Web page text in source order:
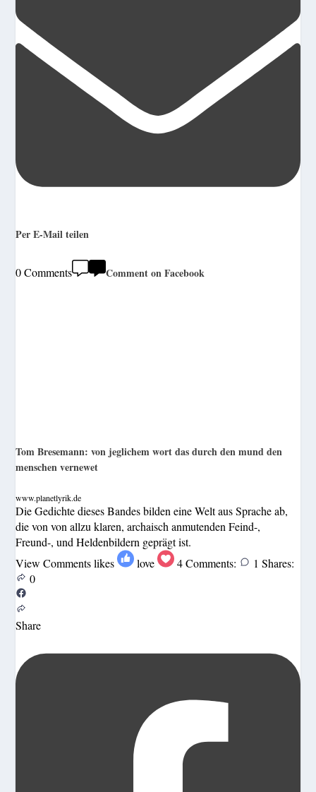
Per E-Mail teilen
0 Comments Comment on Facebook
Tom Bresemann: von jeglichem wort das durch den mund den
menschen vernewet
www.planetlyrik.de
Die Gedichte dieses Bandes bilden eine Welt aus Sprache ab,
die von von allzu klaren, archaisch anmutenden Feind-,
Freund-, und Heldenbildern geprägt ist.
View Comments likes love 4 Comments: 1 Shares:
0
Share